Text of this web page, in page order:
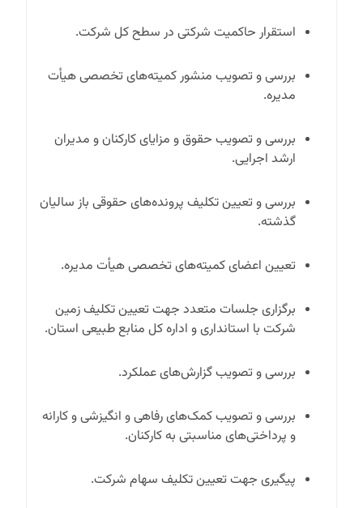
استقرار حاکمیت شرکتی در سطح کل شرکت.
بررسی و تصویب منشور کمیته‌های تخصصی هیأت
مدیره.
بررسی و تصویب حقوق و مزایای کارکنان و مدیران
ارشد اجرایی.
بررسی و تعیین تکلیف پرونده‌های حقوقی باز سالیان
گذشته.
تعیین اعضای کمیته‌های تخصصی هیأت مدیره.
برگزاری جلسات متعدد جهت تعیین تکلیف زمین
شرکت با استانداری و اداره کل منابع طبیعی استان.
بررسی و تصویب گزارش‌های عملکرد.
بررسی و تصویب کمک‌های رفاهی و انگیزشی و کارانه
و پرداختی‌های مناسبتی به کارکنان.
پیگیری جهت تعیین تکلیف سهام شرکت.